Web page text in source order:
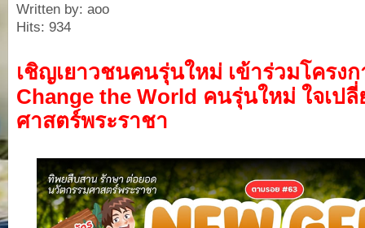
Written by: aoo
Hits: 934
เชิญเยาวชนคนรุ่นใหม่ เข้าร่วมโครงก
Change the World คนรุ่นใหม่ ใจเป
ศาสตร์พระราชา